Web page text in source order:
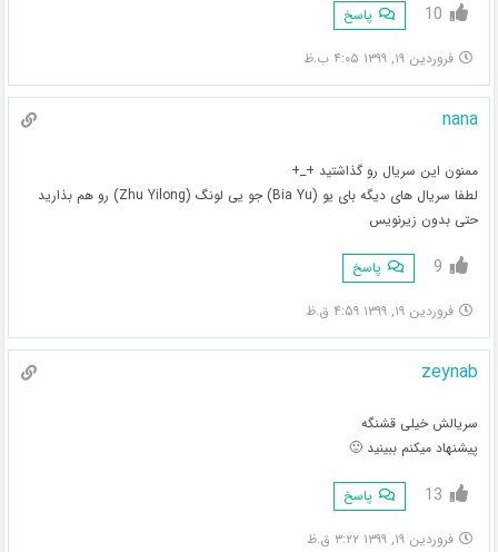
10 پاسخ
فروردین ۱۹, ۱۳۹۹ ۴:۰۵ ب.ظ
nana
ممنون این سریال رو گذاشتید +_+
لطفا سریال های دیگه بای یو (Bia Yu) جو یی لونگ (Zhu Yilong) رو هم بذارید
حتی بدون زیرنویس
9 پاسخ
فروردین ۱۹, ۱۳۹۹ ۴:۵۹ ق.ظ
zeynab
سریالش خیلی قشنگه
پیشنهاد میکنم ببینید 🙂
13 پاسخ
فروردین ۱۹, ۱۳۹۹ ۳:۲۲ ق.ظ